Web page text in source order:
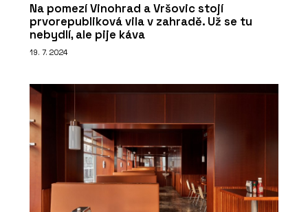
Na pomezí Vinohrad a Vršovic stojí
prvorepubliková vila v zahradě. Už se tu
nebydlí, ale pije káva
19. 7. 2024